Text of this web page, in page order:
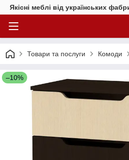
Якісні меблі від українських
Товари та послуги Комоди
–10%